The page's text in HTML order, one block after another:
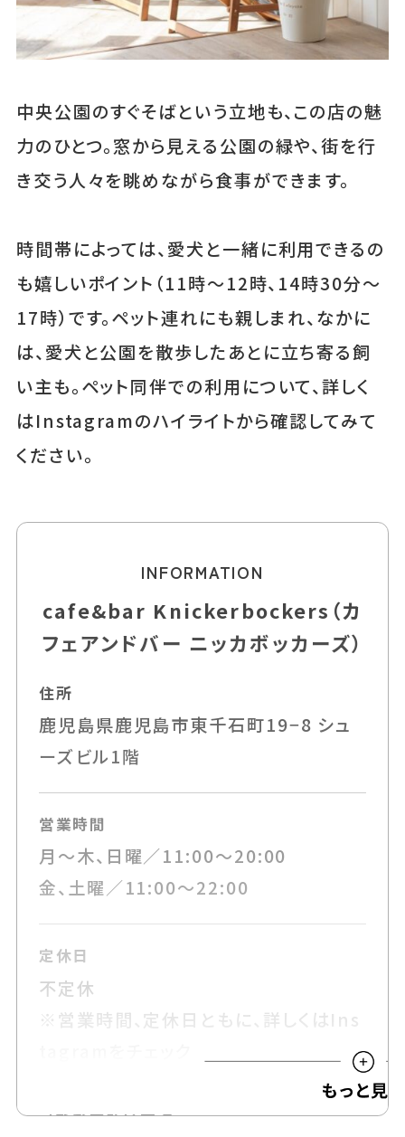
中央公園のすぐそばという立地も、この店の魅
力のひとつ。窓から見える公園の緑や、街を行
き交う人々を眺めながら食事ができます。
時間帯によっては、愛犬と一緒に利用できるの
も嬉しいポイント（11時～12時、14時30分～
17時）です。ペット連れにも親しまれ、なかに
は、愛犬と公園を散歩したあとに立ち寄る飼
い主も。ペット同伴での利用について、詳しく
はInstagramのハイライトから確認してみて
ください。
INFORMATION
cafe&bar Knickerbockers（カ
フェアンドバー ニッカボッカーズ）
住所
鹿児島県鹿児島市東千石町19−8 シュ
ーズビル1階
営業時間
月～木、日曜／11:00～20:00
金、土曜／11:00～22:00
定休日
不定休
※営業時間、定休日ともに、詳しくはIns
可能な支払い方法